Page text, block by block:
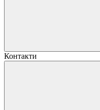
Контакти